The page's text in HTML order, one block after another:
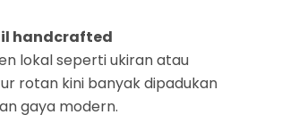
handcrafted
lokal seperti ukiran atau
rotan kini banyak dipadukan
gaya modern.